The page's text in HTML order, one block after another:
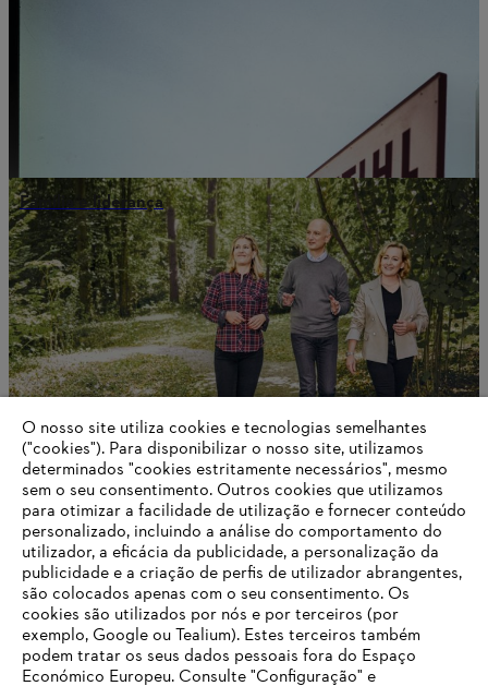
Família e liderança
STIHL Brand World
Informações para fornecedores
Produtos
Contacto
Carreira
O nosso site utiliza cookies e tecnologias semelhantes
("cookies"). Para disponibilizar o nosso site, utilizamos
determinados "cookies estritamente necessários", mesmo
sem o seu consentimento. Outros cookies que utilizamos
para otimizar a facilidade de utilização e fornecer conteúdo
personalizado, incluindo a análise do comportamento do
utilizador, a eficácia da publicidade, a personalização da
publicidade e a criação de perfis de utilizador abrangentes,
são colocados apenas com o seu consentimento. Os
cookies são utilizados por nós e por terceiros (por
exemplo, Google ou Tealium). Estes terceiros também
podem tratar os seus dados pessoais fora do Espaço
Económico Europeu. Consulte "Configuração" e